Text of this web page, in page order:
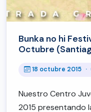
Bunka no hi
Octubre
18 octubre 2015 ·
Nuestro Centro
2015 presentando